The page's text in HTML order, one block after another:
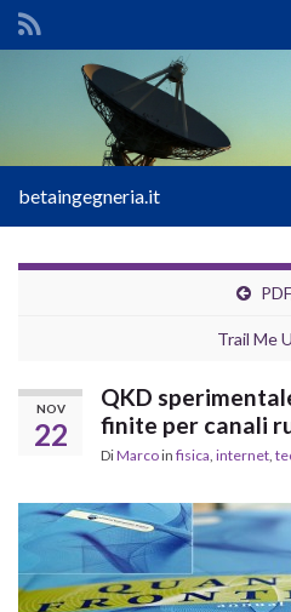
Search for:
betaingegneria.it
Trail Me
NOV
22
QKD
finite per canali
DiMarcoin fisica internet